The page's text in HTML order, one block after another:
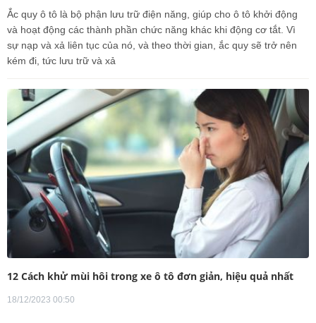
Ắc quy ô tô là bộ phận lưu trữ điện năng, giúp cho ô tô khởi động
và hoạt động các thành phần chức năng khác khi động cơ tắt. Vì
sự nạp và xả liên tục của nó, và theo thời gian, ắc quy sẽ trở nên
kém đi, tức lưu trữ và xả
12 Cách khử mùi hôi trong xe ô tô đơn giản, hiệu quả nhất
18/12/2023 00:50